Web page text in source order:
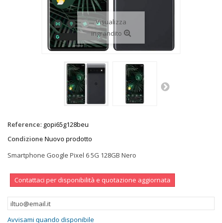
Visualizza
ingrandito
Reference: gopi65g128beu
Condizione Nuovo prodotto
Smartphone Google Pixel 6 5G 128GB Nero
Contattaci per disponibilità e quotazione aggiornata
Avvisami quando disponibile